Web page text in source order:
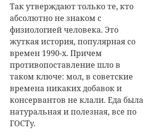
Так утверждают только те, кто
абсолютно не знаком с
физиологией человека. Это
жуткая история, популярная со
времен 1990-х. Причем
противопоставление шло в
таком ключе: мол, в советские
времена никаких добавок и
консервантов не клали. Еда была
натуральная и полезная, все по
ГОСТу.